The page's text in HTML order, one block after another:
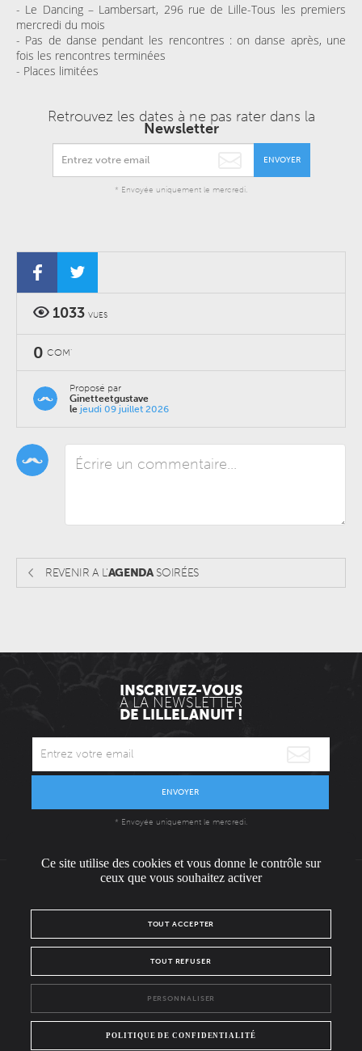
- Le Dancing – Lambersart, 296 rue de Lille-Tous les premiers
mercredi du mois
- Pas de danse pendant les rencontres : on danse après, une
fois les rencontres terminées
- Places limitées
Retrouvez les dates à ne pas rater dans la
Newsletter
ENVOYER
* Envoyée uniquement le mercredi.
1033 VUES
0 COM'
Proposé par
Ginetteetgustave
le jeudi 09 juillet 2026
REVENIR A L'AGENDASOIRÉES
INSCRIVEZ-VOUS
À LA NEWSLETTER
DE LILLELANUIT !
ENVOYER
* Envoyée uniquement le mercredi.
L'ÉQUIPE
POLITIQUE DE CONFIDENTIALITÉ
FacebookInstagram
Ce site utilise des cookies et vous donne le contrôle sur
ceux que vous souhaitez activer
TOUT ACCEPTER
TOUT REFUSER
PERSONNALISER
POLITIQUE DE CONFIDENTIALITÉ